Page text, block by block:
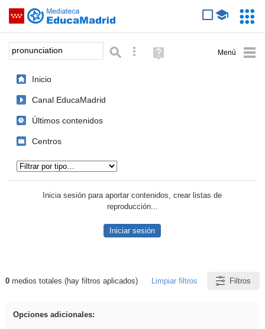
Saltar navegación
Palabra o frase: Búsqueda avanzada
Ayuda
(en
Inicio
Canal EducaMadrid
Últimos contenidos
Centros
Inicia sesión para aportar contenidos, crear listas de
reproducción...
Iniciar sesión
Resultados de: pronunciation
0medios totales (hay filtros aplicados) Limpiar filtros Filtros
Opciones adicionales: